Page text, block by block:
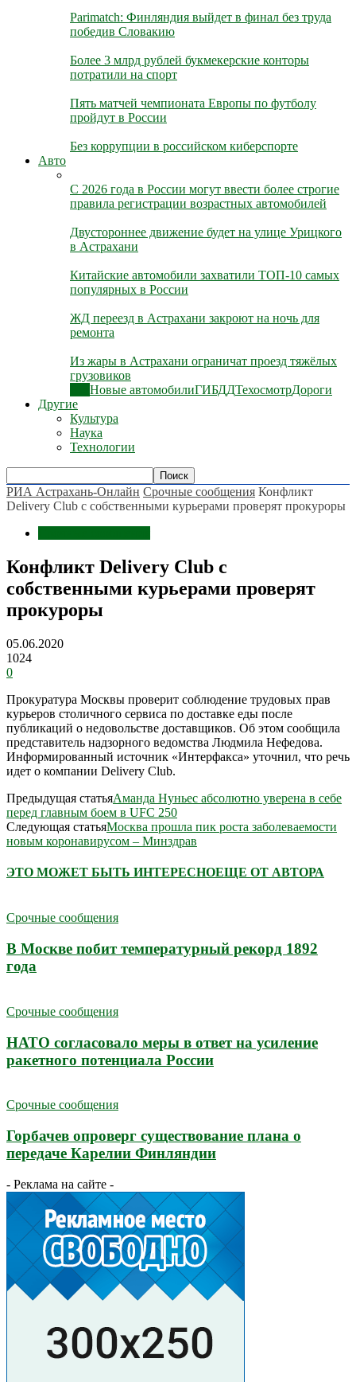
Parimatch: Финляндия выйдет в финал без труда
победив Словакию
Более 3 млрд рублей букмекерские конторы
потратили на спорт
Пять матчей чемпионата Европы по футболу
пройдут в России
Без коррупции в российском киберспорте
Авто
С 2026 года в России могут ввести более строгие
правила регистрации возрастных автомобилей
Двустороннее движение будет на улице Урицкого
в Астрахани
Китайские автомобили захватили ТОП-10 самых
популярных в России
ЖД переезд в Астрахани закроют на ночь для
ремонта
Из жары в Астрахани ограничат проезд тяжёлых
грузовиков
Новые автомобилиГИБДДТехосмотрДороги
Другие
Культура
Наука
Технологии
РИА Астрахань-Онлайн Срочные сообщения Конфликт
Delivery Club с собственными курьерами проверят прокуроры
Конфликт Delivery Club с
собственными курьерами проверят
прокуроры
05.06.2020
1024
0
Прокуратура Москвы проверит соблюдение трудовых прав
курьеров столичного сервиса по доставке еды после
публикаций о недовольстве доставщиков. Об этом сообщила
представитель надзорного ведомства Людмила Нефедова.
Информированный источник «Интерфакса» уточнил, что речь
идет о компании Delivery Club.
Предыдущая статьяАманда Нуньес абсолютно уверена в себе
перед главным боем в UFC 250
Следующая статьяМосква прошла пик роста заболеваемости
новым коронавирусом – Минздрав
ЭТО МОЖЕТ БЫТЬ ИНТЕРЕСНОЕЩЕ ОТ АВТОРА
Срочные сообщения
В Москве побит температурный рекорд 1892
года
Срочные сообщения
НАТО согласовало меры в ответ на усиление
ракетного потенциала России
Срочные сообщения
Горбачев опроверг существование плана о
передаче Карелии Финляндии
- Реклама на сайте -